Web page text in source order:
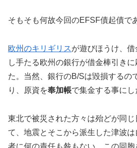
そもそも何故今回のEFSF債起債で
欧州のキリギリスが遊びほうけ、
し手たる欧州の銀行が借金棒引き
た。当然、銀行のB/Sは毀損するの
り、原資を奉加帳で集金する事にし
東北で被災された方々は殆どが同
て、地震とそこから派生した津波
者に何の責任も咎もない。この同